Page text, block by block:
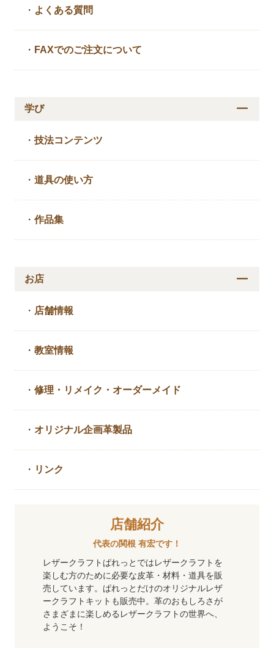
・ よくある質問
・ FAXでのご注文について
学び
・技法コンテンツ
・道具の使い方
・作品集
お店
・ 店舗情報
・教室情報
・修理・リメイク・ オーダーメイド
・ オリジナル企画革製品
・ リンク
店舗紹介
代表の関根 有宏です！
レザークラフトぱれっとではレザークラフトを
楽しむ方のために必要な皮革・材料・道具を販
売しています。ぱれっとだけのオリジナルレザ
ークラフトキットも販売中。革のおもしろさが
さまざまに楽しめるレザークラフトの世界へ、
ようこそ！